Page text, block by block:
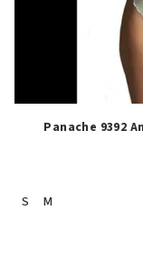
Panache 9392
S
M